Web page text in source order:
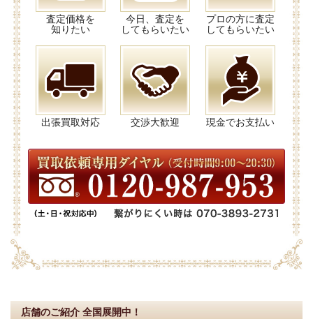
査定価格を
知りたい
今日、査定を
してもらいたい
プロの方に査定
してもらいたい
出張買取対応 交渉大歓迎 現金でお支払い
店舗のご紹介 全国展開中！